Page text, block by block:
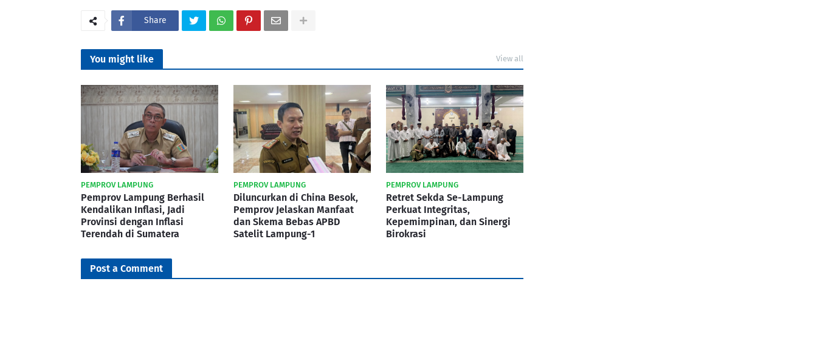
Share
You might like View all
PEMPROV LAMPUNG
Pemprov Lampung Berhasil
Kendalikan Inflasi, Jadi
Provinsi dengan Inflasi
Terendah di Sumatera
PEMPROV LAMPUNG
Diluncurkan di China Besok,
Pemprov Jelaskan Manfaat
dan Skema Bebas APBD
Satelit Lampung-1
PEMPROV LAMPUNG
Retret Sekda Se-Lampung
Perkuat Integritas,
Kepemimpinan, dan Sinergi
Birokrasi
Post a Comment